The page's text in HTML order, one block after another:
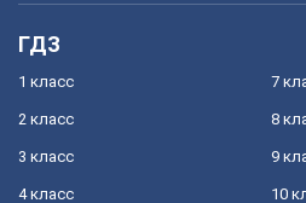
ГДЗ
1 класс
2 класс
3 класс
4 класс
7
8
9
10